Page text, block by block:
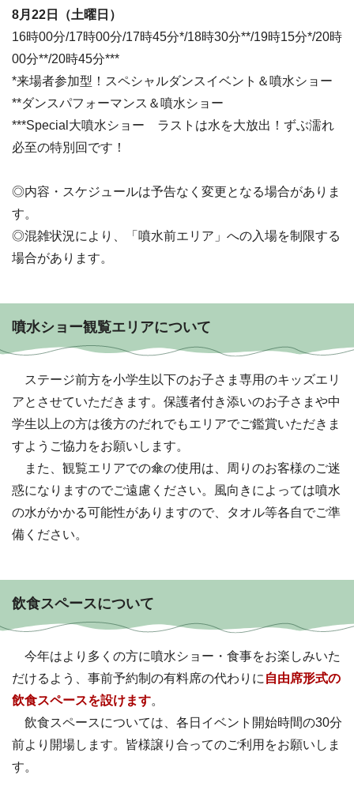
8月22日（土曜日）
16時00分/17時00分/17時45分*/18時30分**/19時15分*/20時
00分**/20時45分***
*来場者参加型！スペシャルダンスイベント＆噴水ショー
**ダンスパフォーマンス＆噴水ショー
***Special大噴水ショー ラストは水を大放出！ずぶ濡れ
必至の特別回です！
◎内容・スケジュールは予告なく変更となる場合がありま
す。
◎混雑状況により、「噴水前エリア」への入場を制限する
場合があります。
噴水ショー観覧エリアについて
ステージ前方を小学生以下のお子さま専用のキッズエリ
アとさせていただきます。保護者付き添いのお子さまや中
学生以上の方は後方のだれでもエリアでご鑑賞いただきま
すようご協力をお願いします。
また、観覧エリアでの傘の使用は、周りのお客様のご迷
惑になりますのでご遠慮ください。風向きによっては噴水
の水がかかる可能性がありますので、タオル等各自でご準
備ください。
飲食スペースについて
今年はより多くの方に噴水ショー・食事をお楽しみいた
だけるよう、事前予約制の有料席の代わりに 自由席形式の
飲食スペースを設けます。
飲食スペースについては、各日イベント開始時間の30分
前より開場します。皆様譲り合ってのご利用をお願いしま
す。